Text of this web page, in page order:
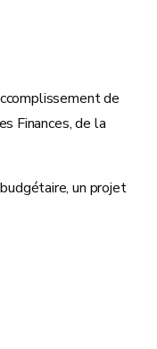
de
Finances, de la
un projet